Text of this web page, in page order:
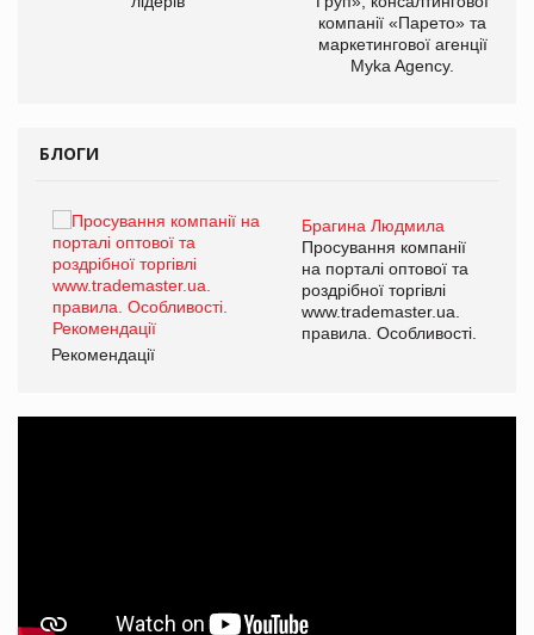
компанії «Парето» та
маркетингової агенції
Myka Agency.
БЛОГИ
Брагина Людмила
Просування компанії
на порталі оптової та
роздрібної торгівлі
www.trademaster.ua.
правила. Особливості.
Рекомендації